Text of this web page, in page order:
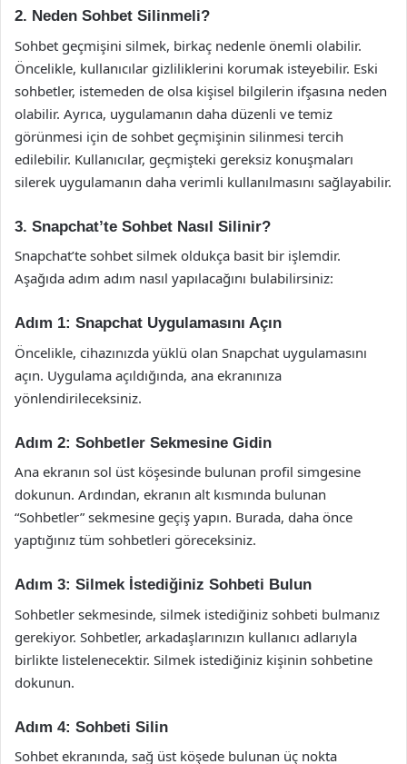
2. Neden Sohbet Silinmeli?
Sohbet geçmişini silmek, birkaç nedenle önemli olabilir.
Öncelikle, kullanıcılar gizliliklerini korumak isteyebilir. Eski
sohbetler, istemeden de olsa kişisel bilgilerin ifşasına neden
olabilir. Ayrıca, uygulamanın daha düzenli ve temiz
görünmesi için de sohbet geçmişinin silinmesi tercih
edilebilir. Kullanıcılar, geçmişteki gereksiz konuşmaları
silerek uygulamanın daha verimli kullanılmasını sağlayabilir.
3. Snapchat’te Sohbet Nasıl Silinir?
Snapchat’te sohbet silmek oldukça basit bir işlemdir.
Aşağıda adım adım nasıl yapılacağını bulabilirsiniz:
Adım 1: Snapchat Uygulamasını Açın
Öncelikle, cihazınızda yüklü olan Snapchat uygulamasını
açın. Uygulama açıldığında, ana ekranınıza
yönlendirileceksiniz.
Adım 2: Sohbetler Sekmesine Gidin
Ana ekranın sol üst köşesinde bulunan profil simgesine
dokunun. Ardından, ekranın alt kısmında bulunan
“Sohbetler” sekmesine geçiş yapın. Burada, daha önce
yaptığınız tüm sohbetleri göreceksiniz.
Adım 3: Silmek İstediğiniz Sohbeti Bulun
Sohbetler sekmesinde, silmek istediğiniz sohbeti bulmanız
gerekiyor. Sohbetler, arkadaşlarınızın kullanıcı adlarıyla
birlikte listelenecektir. Silmek istediğiniz kişinin sohbetine
dokunun.
Adım 4: Sohbeti Silin
Sohbet ekranında, sağ üst köşede bulunan üç nokta